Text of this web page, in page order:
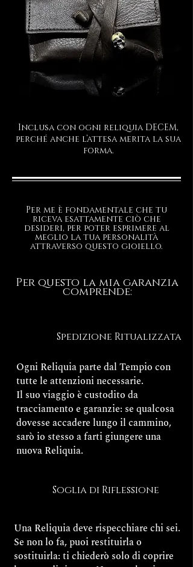
Inclusa con ogni reliquia DECEM,
perché anche l’attesa merita la sua
forma.
Per me è fondamentale che tu
riceva esattamente ciò che
desideri, per poter esprimere al
meglio la tua personalità
attraverso questo gioiello.
Per questo la mia garanzia
comprende:
Spedizione Ritualizzata
Ogni Reliquia parte dal Tempio con
tutte le attenzioni necessarie.
Il suo viaggio è custodito da
tracciamento e garanzie: se qualcosa
dovesse accadere lungo il cammino,
sarò io stesso a farti giungere una
nuova Reliquia.
Soglia di Riflessione
Una Reliquia deve rispecchiare chi sei.
Se non lo fa, puoi restituirla o
sostituirla: ti chiederò solo di coprire